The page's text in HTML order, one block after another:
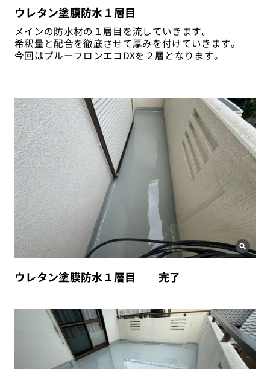
ウレタン塗膜防水１層目
メインの防水材の１層目を流していきます。
希釈量と配合を徹底させて厚みを付けていきます。
今回はプルーフロンエコDXを２層となります。
ウレタン塗膜防水１層目 完了